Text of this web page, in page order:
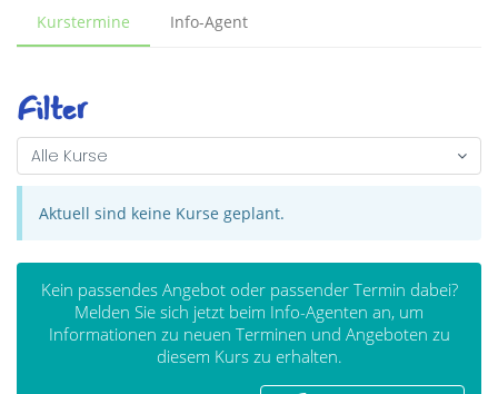
Kurstermine Info-Agent
Filter
Alle Kurse
Aktuell sind keine Kurse geplant.
Kein passendes Angebot oder passender Termin dabei?
Melden Sie sich jetzt beim Info-Agenten an, um
Informationen zu neuen Terminen und Angeboten zu
diesem Kurs zu erhalten.